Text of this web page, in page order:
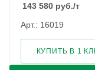
143 580 руб./т
Арт.: 16019
КУПИТЬ В 1